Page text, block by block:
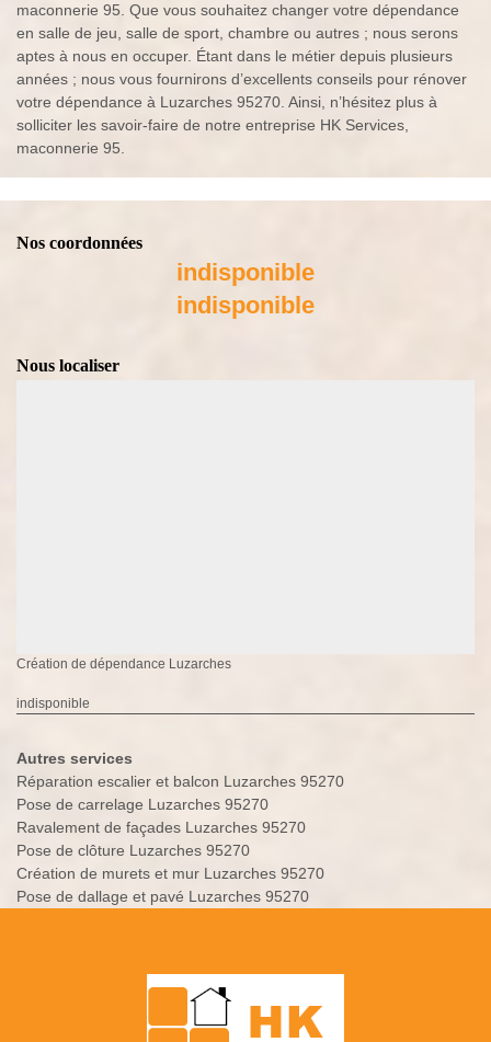
maconnerie 95. Que vous souhaitez changer votre dépendance
en salle de jeu, salle de sport, chambre ou autres ; nous serons
aptes à nous en occuper. Étant dans le métier depuis plusieurs
années ; nous vous fournirons d’excellents conseils pour rénover
votre dépendance à Luzarches 95270. Ainsi, n’hésitez plus à
solliciter les savoir-faire de notre entreprise HK Services,
maconnerie 95.
Nos coordonnées
indisponible
indisponible
Nous localiser
Création de dépendance Luzarches
indisponible
Autres services
Réparation escalier et balcon Luzarches 95270
Pose de carrelage Luzarches 95270
Ravalement de façades Luzarches 95270
Pose de clôture Luzarches 95270
Création de murets et mur Luzarches 95270
Pose de dallage et pavé Luzarches 95270